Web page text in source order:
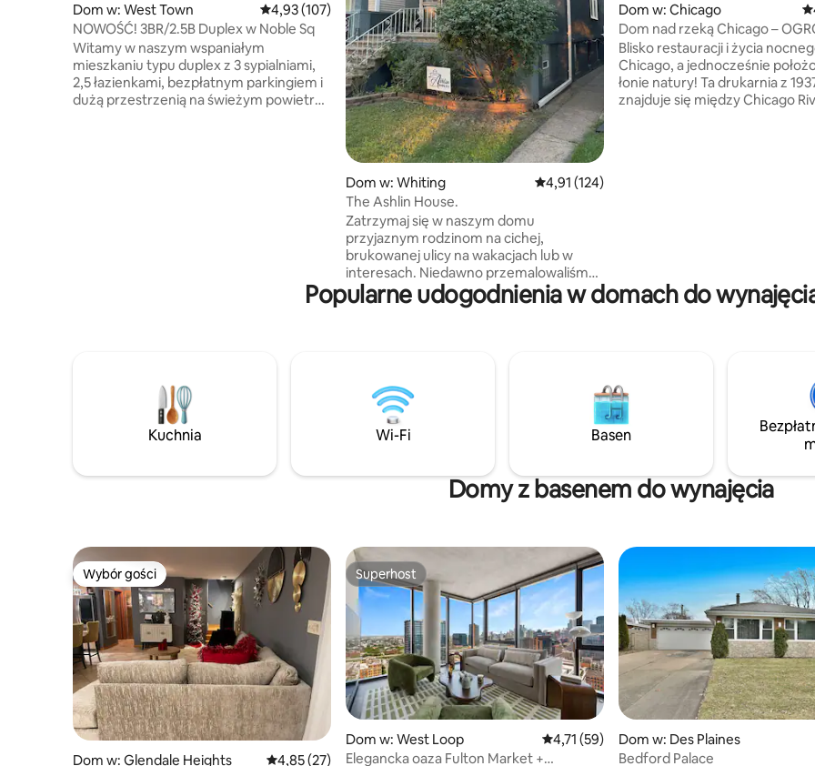
Dom w: West Town Średnia ocena: 4,93 na 5, liczba recenzji: 107
4,93 (107)
NOWOŚĆ! 3BR/2.5B Duplex w Noble Sq
Witamy w naszym wspaniałym
mieszkaniu typu duplex z 3 sypialniami,
2,5 łazienkami, bezpłatnym parkingiem i
dużą przestrzenią na świeżym powietrzu
luksusowym udogodnieniom i usługom
Dom w: Whiting Średnia ocena: 4,91 na 5, liczba recenzji: 124
4,91 (124)
The Ashlin House.
Zatrzymaj się w naszym domu
przyjaznym rodzinom na cichej,
brukowanej ulicy na wakacjach lub w
interesach. Niedawno przemalowaliśmy
elewację i pomalowaliśmy główną
sypialnię. W odległości spaceru od
Calumet College, PNW, IUN, U of
Chicago, BP i pola golfowe znajdują się w
odległości krótkiej przejażdżki. Zobacz
panoramę Chicago w Lakefront Park.
znajdują się w odległości mniejszej niż
Dom w: Chicago
Dom nad rzeką Chicago –
projektor ścienny!
Blisko restauracji i życia
Chicago, a jednocześnie
łonie natury! Ta drukarnia z 1937 roku
znajduje się między Chicago
Zrelaksuj się na naszym
i świecących meblach
Popularne udogodnienia w domach do
Kuchnia Wi-Fi Basen
Domy z basenem do wynajęcia
Wybór gości
Wybór gości
Dom w: Glendale Heights Średnia ocena: 4,85 na 5, liczba recenzji: 27
4,85 (27)
Superhost
Superhost
Dom w: West Loop Średnia ocena: 4,71 na 5, liczba recenzji: 59
4,71 (59)
Elegancka oaza Fulton Market +
Dom w: Des Plaines
Bedford Palace